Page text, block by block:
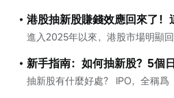
新手指南：如何抽新股？5個